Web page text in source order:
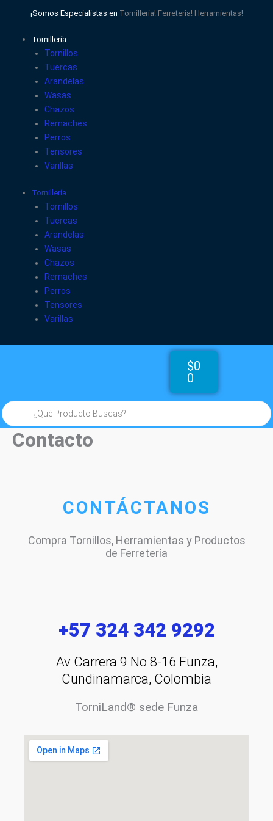
¡Somos Especialistas en Tornillería! Ferretería! Herramientas!
Tornillería
Tornillos
Tuercas
Arandelas
Wasas
Chazos
Remaches
Perros
Tensores
Varillas
Tornillería
Tornillos
Tuercas
Arandelas
Wasas
Chazos
Remaches
Perros
Tensores
Varillas
$0
0
Cart
Búsqueda
de
productos
Contacto
CONTÁCTANOS
Compra Tornillos, Herramientas y Productos
de Ferretería
+57 324 342 9292
Av Carrera 9 No 8-16 Funza,
Cundinamarca, Colombia
TorniLand® sede Funza